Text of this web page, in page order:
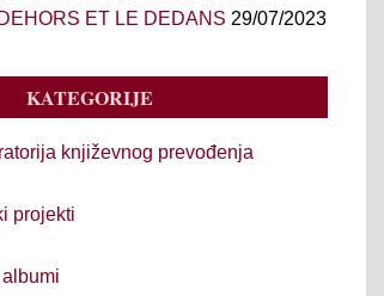
ET LE DEDANS 29/07/2023
KATEGORIJE
književnog prevođenja
projekti